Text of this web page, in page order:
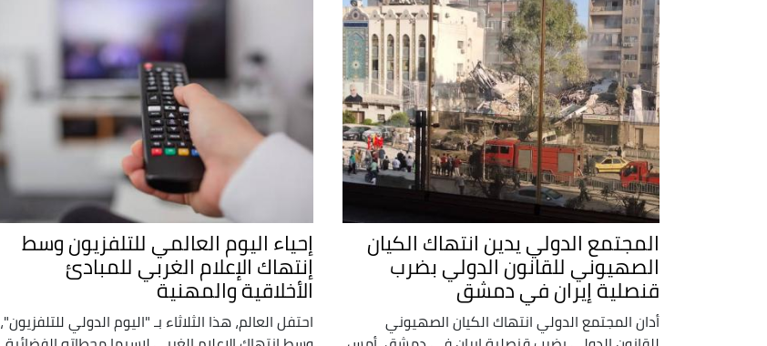
المجتمع الدولي يدين انتهاك الكيان
الصهيوني للقانون الدولي بضرب
قنصلية إيران في دمشق
أدان المجتمع الدولي انتهاك الكيان الصهيوني
إحياء اليوم العالمي للتلفزيون وسط
إنتهاك الإعلام الغربي للمبادئ
الأخلاقية والمهنية
احتفل العالم، هذا الثلاثاء بـ "اليوم الدولي للتلفزيون"،